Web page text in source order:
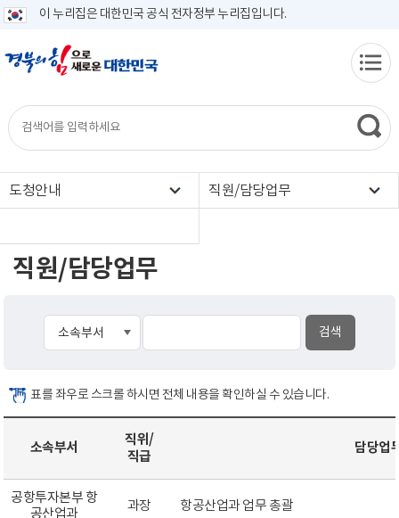
이 누리집은 대한민국 공식 전자정부 누리집입니다.
도청안내 직원/담당업무
직원/담당업무
표를 좌우로 스크롤 하시면 전체 내용을 확인하실 수 있습니다.
소속부서
직위/
직급
담당업
공항투자본부 항
공산업과
과장 항공산업과 업무 총괄